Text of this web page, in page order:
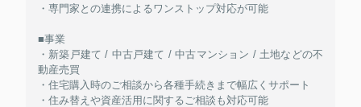
・専門家との連携によるワンストップ対応が可能
■事業
・新築戸建て / 中古戸建て / 中古マンション / 土地などの不
動産売買
・住宅購入時のご相談から各種手続きまで幅広くサポート
・住み替えや資産活用に関するご相談も対応可能